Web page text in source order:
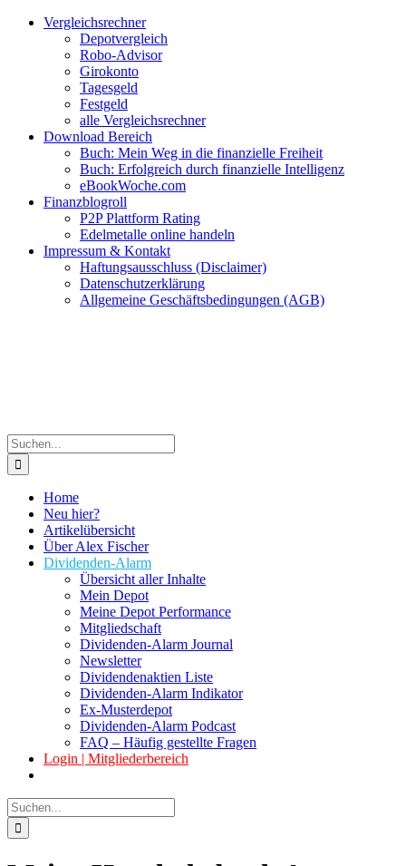
Zum
Facebook
Twitter
Instagram
Pinterest
YouTubeVergleichsrechner
Depotvergleich
Robo-Advisor
Girokonto
Tagesgeld
Festgeld
alle Vergleichsrechner
Download Bereich
Buch: Mein Weg in die finanzielle Freiheit
Buch: Erfolgreich durch finanzielle Intelligenz
eBookWoche.com
Finanzblogroll
P2P Plattform Rating
Edelmetalle online handeln
Impressum & Kontakt
Haftungsausschluss (Disclaimer)
Datenschutzerklärung
Allgemeine Geschäftsbedingungen (AGB)
Suche
nach:
Home
Neu hier?
Artikelübersicht
Über Alex Fischer
Dividenden-Alarm
Übersicht aller Inhalte
Mein Depot
Meine Depot Performance
Mitgliedschaft
Dividenden-Alarm Journal
Newsletter
Dividendenaktien Liste
Dividenden-Alarm Indikator
Ex-Musterdepot
Dividenden-Alarm Podcast
FAQ – Häufig gestellte Fragen
Login | Mitgliederbereich
Suche
nach: